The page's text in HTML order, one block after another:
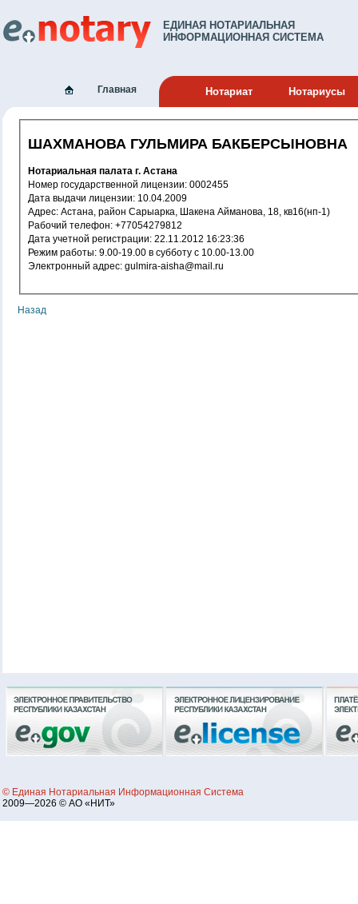
ЕДИНАЯ НОТАРИАЛЬНАЯ
ИНФОРМАЦИОННАЯ СИСТЕМА
Главная Нотариат Нотариусы
ШАХМАНОВА ГУЛЬМИРА БАКБЕРСЫНОВНА
Нотариальная палата г. Астана
Номер государственной лицензии: 0002455
Дата выдачи лицензии: 10.04.2009
Адрес: Астана, район Сарыарка, Шакена Айманова, 18, кв16(нп-1)
Рабочий телефон: +77054279812
Дата учетной регистрации: 22.11.2012 16:23:36
Режим работы: 9.00-19.00 в субботу с 10.00-13.00
Электронный адрес: gulmira-aisha@mail.ru
Назад
© Единая Нотариальная Информационная Система
2009—2026 © АО «НИТ»